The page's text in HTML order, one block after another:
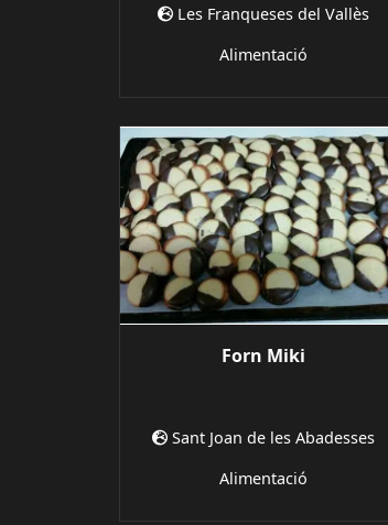
Les Franqueses del Vallès
Alimentació
Forn Miki
Sant Joan de les Abadesses
Alimentació